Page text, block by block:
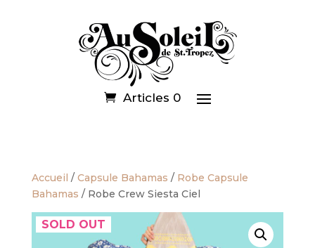
Articles 0
Accueil / Capsule Bahamas / Robe Capsule
Bahamas / Robe Crew Siesta Ciel
SOLD OUT